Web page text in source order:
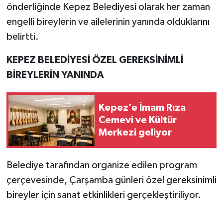
önderliğinde Kepez Belediyesi olarak her zaman
engelli bireylerin ve ailelerinin yanında olduklarını
belirtti.
KEPEZ BELEDİYESİ ÖZEL GEREKSİNİMLİ
BİREYLERİN YANINDA
Kepez’e İmam Rıza
Cemevi ve Kültür
Merkezi geliyor
Belediye tarafından organize edilen program
çerçevesinde, Çarşamba günleri özel gereksinimli
bireyler için sanat etkinlikleri gerçekleştiriliyor.